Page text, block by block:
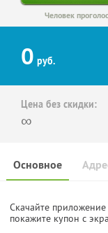
Человек
0 руб.
Цена без скидки:
∞
Основное
Скачайте
покажите купон с